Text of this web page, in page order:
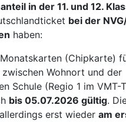
in der 11. und 12.
bei der
haben:
(Chipkarte)
zwischen Wohnort und der
Schule (Regio 1 im VMT-
bis 05.07.2026 gültig.
erst wieder am